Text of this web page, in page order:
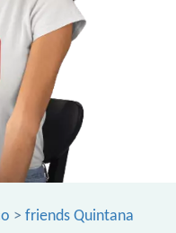
> friends Quintana